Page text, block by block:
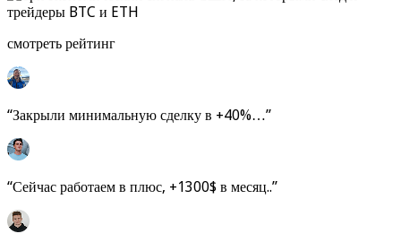
смотреть рейтинг
“Закрыли минимальную сделку в +40%…”
“Сейчас работаем в плюс, +1300$ в месяц..”